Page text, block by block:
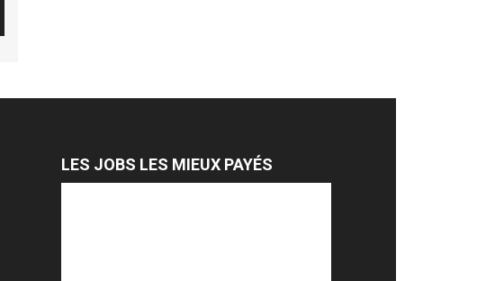
LES JOBS LES MIEUX PAYÉS